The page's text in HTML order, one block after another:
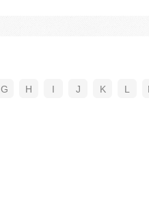
G H I J K L